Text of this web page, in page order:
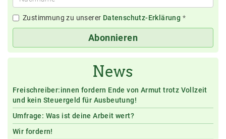
Zustimmung zu unserer Datenschutz-Erklärung *
Abonnieren
News
Freischreiber:innen fordern Ende von Armut trotz Vollzeit
und kein Steuergeld für Ausbeutung!
Umfrage: Was ist deine Arbeit wert?
Wir fordern!